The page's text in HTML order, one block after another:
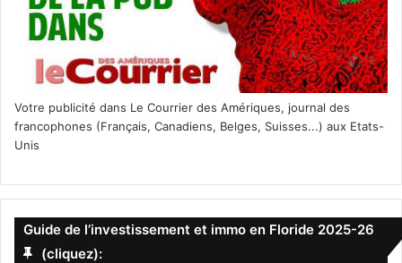
Votre publicité dans Le Courrier des Amériques, journal des
francophones (Français, Canadiens, Belges, Suisses...) aux Etats-
Unis
Guide de l’investissement et immo en Floride 2025-26
(cliquez):